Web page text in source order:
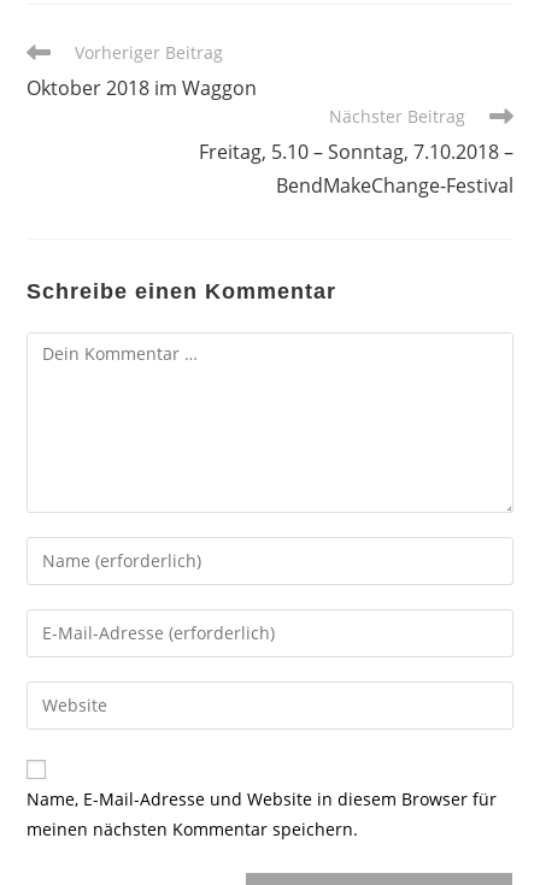
Weitere
ansehen
Vorheriger Beitrag
Oktober 2018 im Waggon
Nächster Beitrag
Freitag, 5.10 – Sonntag, 7.10.2018 –
BendMakeChange-Festival
Schreibe einen Kommentar
Kommentar
Gib
deinen
Namen
oder
zum
Kommentieren
ein
Gib
deine
E-
Mail-
zum
Kommentieren
ein
Gib
deine
Website-
URL
Name, E-Mail-Adresse und Website in diesem Browser für
meinen nächsten Kommentar speichern.